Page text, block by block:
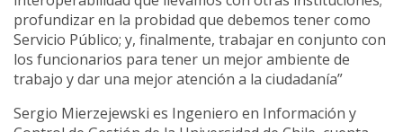
profundizar en la probidad que debemos tener como
Servicio Público; y, finalmente, trabajar en conjunto con
los funcionarios para tener un mejor ambiente de
trabajo y dar una mejor atención a la ciudadanía”
Sergio Mierzejewski es Ingeniero en Información y